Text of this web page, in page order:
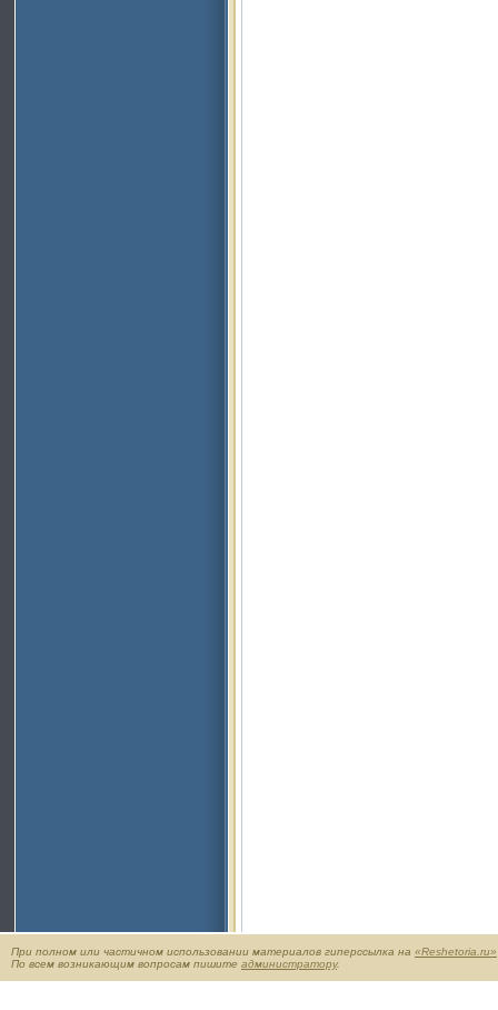
При полном или частичном использовании материалов гиперссылка на «Reshetoria.ru»
По всем возникающим вопросам пишите администратору.